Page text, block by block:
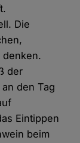
Die
der
den Tag
Eintippen
beim